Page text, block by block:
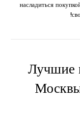
насладиться
Лучшие